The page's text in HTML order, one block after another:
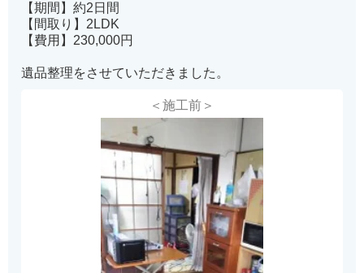
【期間】約2日間
【間取り】2LDK
【費用】230,000円
遺品整理をさせていただきました。
＜施工前＞